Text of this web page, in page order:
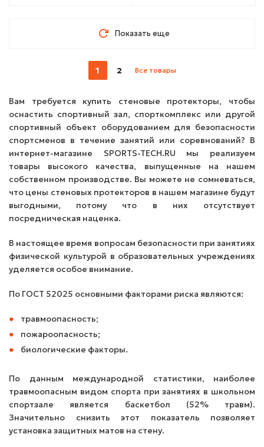
Показать еще
1 2 Все товары
Вам требуется купить стеновые протекторы, чтобы
оснастить спортивный зал, спорткомплекс или другой
спортивный объект оборудованием для безопасности
спортсменов в течение занятий или соревнований? В
интернет-магазине SPORTS-TECH.RU мы реализуем
товары высокого качества, выпущенные на нашем
собственном производстве. Вы можете не сомневаться,
что цены стеновых протекторов в нашем магазине будут
выгодными, потому что в них отсутствует
посредническая наценка.
В настоящее время вопросам безопасности при занятиях
физической культурой в образовательных учреждениях
уделяется особое внимание.
По ГОСТ 52025 основными факторами риска являются:
травмоопасность;
пожароопасность;
биологические факторы.
По данным международной статистики, наиболее
травмоопасным видом спорта при занятиях в школьном
спортзале является баскетбол (52% травм).
Значительно снизить этот показатель позволяет
установка защитных матов на стену.